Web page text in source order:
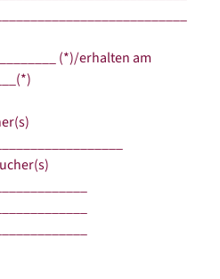
(*)/erhalten am